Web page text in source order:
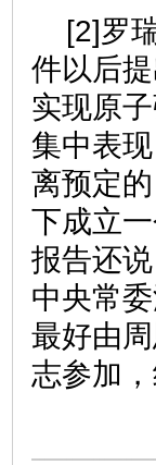
[2]罗
件以后
实现原
集中表
离预定
下成立
报告还
中央常
最好由
志参加，